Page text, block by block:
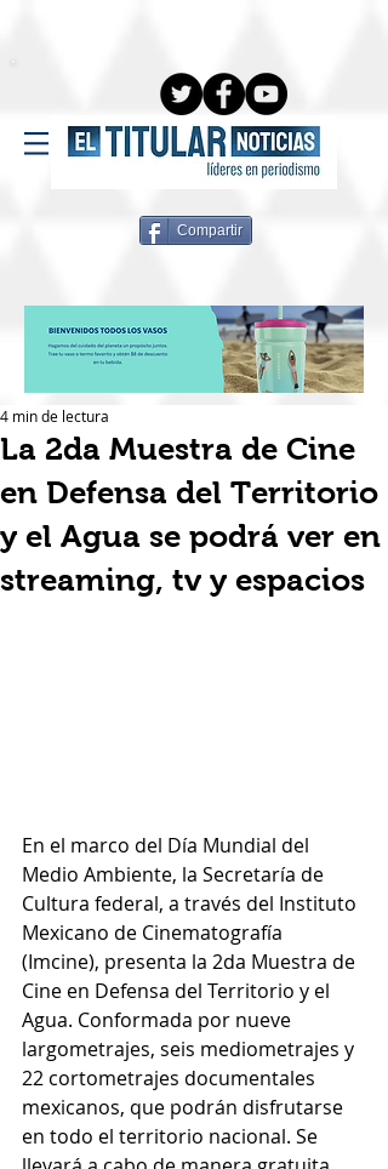
Compartir
La 2da Muestra de Cine
en Defensa del Territorio
y el Agua se podrá ver en
streaming, tv y espacios
4 min de lectura
En el marco del Día Mundial del
Medio Ambiente, la Secretaría de
Cultura federal, a través del Instituto
Mexicano de Cinematografía
(Imcine), presenta la 2da Muestra de
Cine en Defensa del Territorio y el
Agua. Conformada por nueve
largometrajes, seis mediometrajes y
22 cortometrajes documentales
mexicanos, que podrán disfrutarse
en todo el territorio nacional. Se